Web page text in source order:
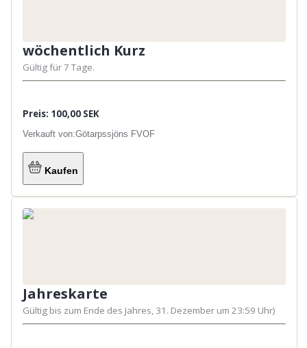
wöchentlich Kurz
Gültig für 7 Tage.
Preis: 100,00 SEK
Verkauft von:Götarpssjöns FVOF
Kaufen
Jahreskarte
Gültig bis zum Ende des Jahres, 31. Dezember um 23:59 Uhr)